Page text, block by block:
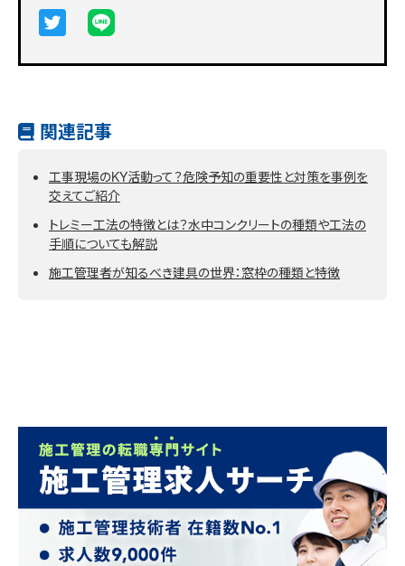
関連記事
工事現場のKY活動って？危険予知の重要性と対策を事例を
交えてご紹介
トレミー工法の特徴とは？水中コンクリートの種類や工法の
手順についても解説
施工管理者が知るべき建具の世界：窓枠の種類と特徴